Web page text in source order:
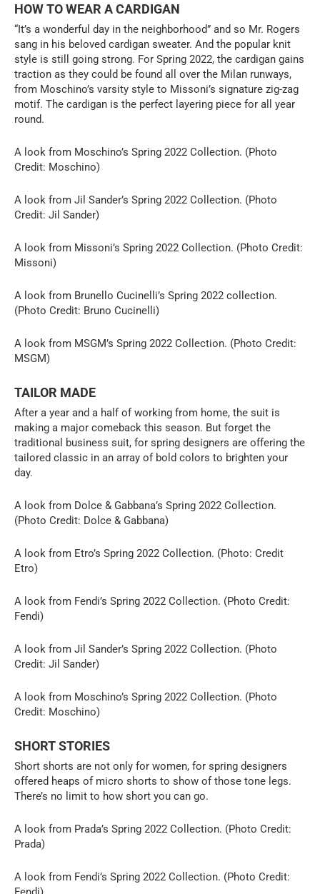
HOW TO WEAR A CARDIGAN
“It’s a wonderful day in the neighborhood” and so Mr. Rogers
sang in his beloved cardigan sweater. And the popular knit
style is still going strong. For Spring 2022, the cardigan gains
traction as they could be found all over the Milan runways,
from Moschino’s varsity style to Missoni’s signature zig-zag
motif. The cardigan is the perfect layering piece for all year
round.
A look from Moschino’s Spring 2022 Collection. (Photo
Credit: Moschino)
A look from Jil Sander’s Spring 2022 Collection. (Photo
Credit: Jil Sander)
A look from Missoni’s Spring 2022 Collection. (Photo Credit:
Missoni)
A look from Brunello Cucinelli’s Spring 2022 collection.
(Photo Credit: Bruno Cucinelli)
A look from MSGM’s Spring 2022 Collection. (Photo Credit:
MSGM)
TAILOR MADE
After a year and a half of working from home, the suit is
making a major comeback this season. But forget the
traditional business suit, for spring designers are offering the
tailored classic in an array of bold colors to brighten your
day.
A look from Dolce & Gabbana’s Spring 2022 Collection.
(Photo Credit: Dolce & Gabbana)
A look from Etro’s Spring 2022 Collection. (Photo: Credit
Etro)
A look from Fendi’s Spring 2022 Collection. (Photo Credit:
Fendi)
A look from Jil Sander’s Spring 2022 Collection. (Photo
Credit: Jil Sander)
A look from Moschino’s Spring 2022 Collection. (Photo
Credit: Moschino)
SHORT STORIES
Short shorts are not only for women, for spring designers
offered heaps of micro shorts to show of those tone legs.
There’s no limit to how short you can go.
A look from Prada’s Spring 2022 Collection. (Photo Credit:
Prada)
A look from Fendi’s Spring 2022 Collection. (Photo Credit: